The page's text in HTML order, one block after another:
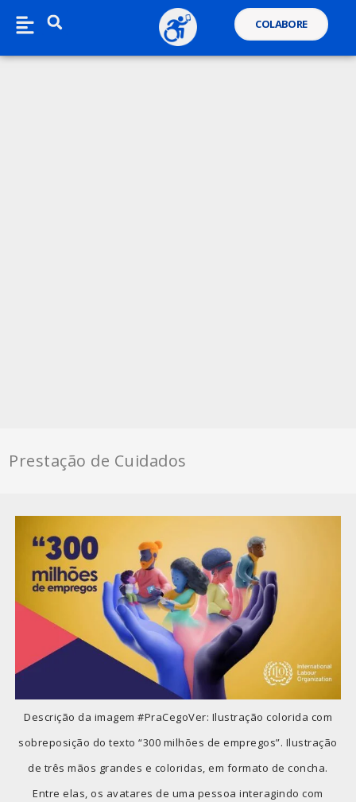
COLABORE
Prestação de Cuidados
Descrição da imagem #PraCegoVer: Ilustração colorida com
sobreposição do texto “300 milhões de empregos”. Ilustração
de três mãos grandes e coloridas, em formato de concha.
Entre elas, os avatares de uma pessoa interagindo com